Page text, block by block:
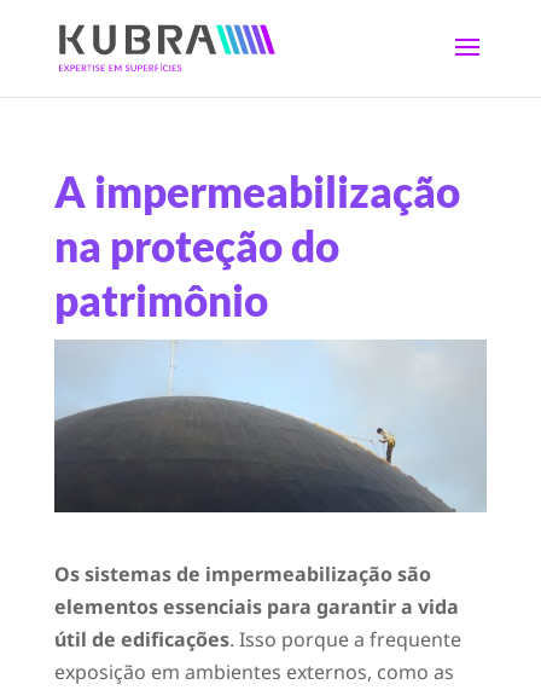
A impermeabilização
na proteção do
patrimônio
Os sistemas de impermeabilização são
elementos essenciais para garantir a vida
útil de edificações. Isso porque a frequente
exposição em ambientes externos, como as